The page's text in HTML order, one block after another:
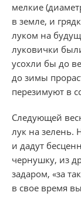
мелкие
в земле, и
луком на
луковички
усохли бы до
до зимы
перезимуют в
Следующей
лук на зелень.
и дадут
чернушку, из
задаром, «за
в свое время